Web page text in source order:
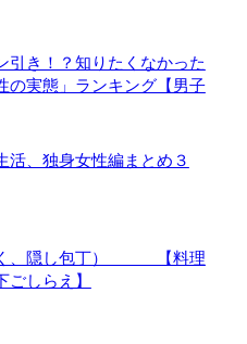
引き！？知りたくなかった
の実態」ランキング【男子
活、独身女性編まとめ３
く、隠し包丁） 【料理
しらえ】